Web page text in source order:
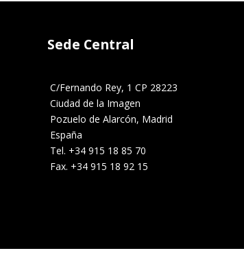
Sede Central
C/Fernando Rey, 1 CP 28223
Ciudad de la Imagen
Pozuelo de Alarcón, Madrid
España
Tel. +34 915 18 85 70
Fax. +34 915 18 92 15